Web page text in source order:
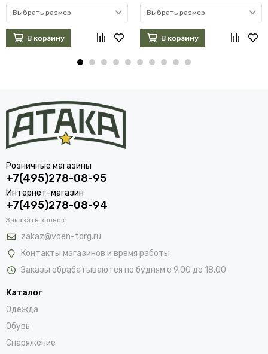
Выбрать размер
В корзину
Выбрать размер
В корзину
Розничные магазины
+7(495)278-08-95
Интернет-магазин
+7(495)278-08-94
Заказать звонок
zakaz@voen-torg.ru
Контакты магазинов и время работы
Заказы обрабатываются по будням с 9.00 до 18.00
Каталог
Одежда
Обувь
Снаряжение